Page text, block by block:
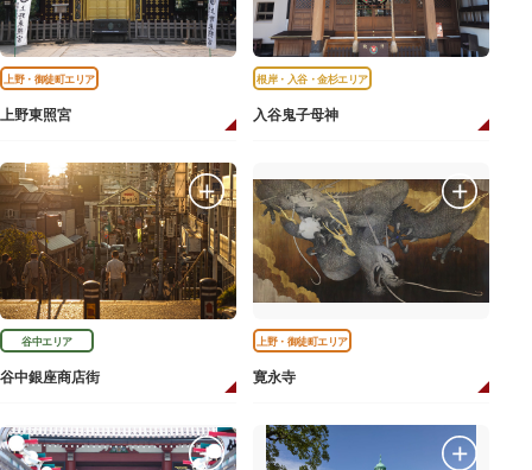
上野・御徒町エリア
上野東照宮
根岸・入谷・金杉エリア
入谷鬼子母神
谷中エリア
谷中銀座商店街
上野・御徒町エリア
寛永寺